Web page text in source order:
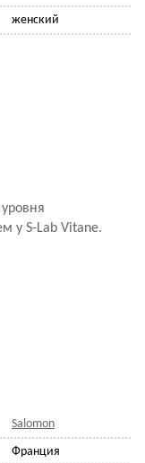
женский
у S-Lab Vitane.
Salomon
Франция